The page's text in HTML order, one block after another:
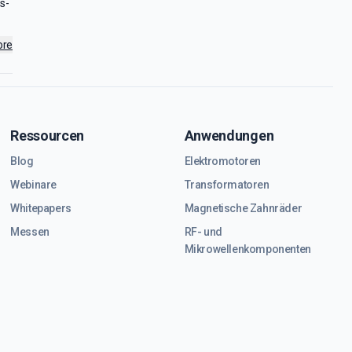
Ressourcen
Blog
Webinare
Whitepapers
Messen
Anwendungen
Elektromotoren
Transformatoren
Magnetische Zahnräder
RF- und
Mikrowellenkomponenten